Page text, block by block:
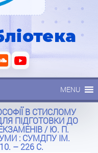
MENU
В СТИСЛОМУ
ПІДГОТОВКИ ДО
/ Ю. П.
: СУМДПУ ІМ.
– 226 С.